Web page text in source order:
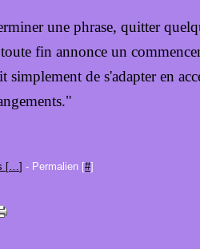
une phrase, quitter
fin annonce un
de s'adapter en
[…] - Permalien [#]